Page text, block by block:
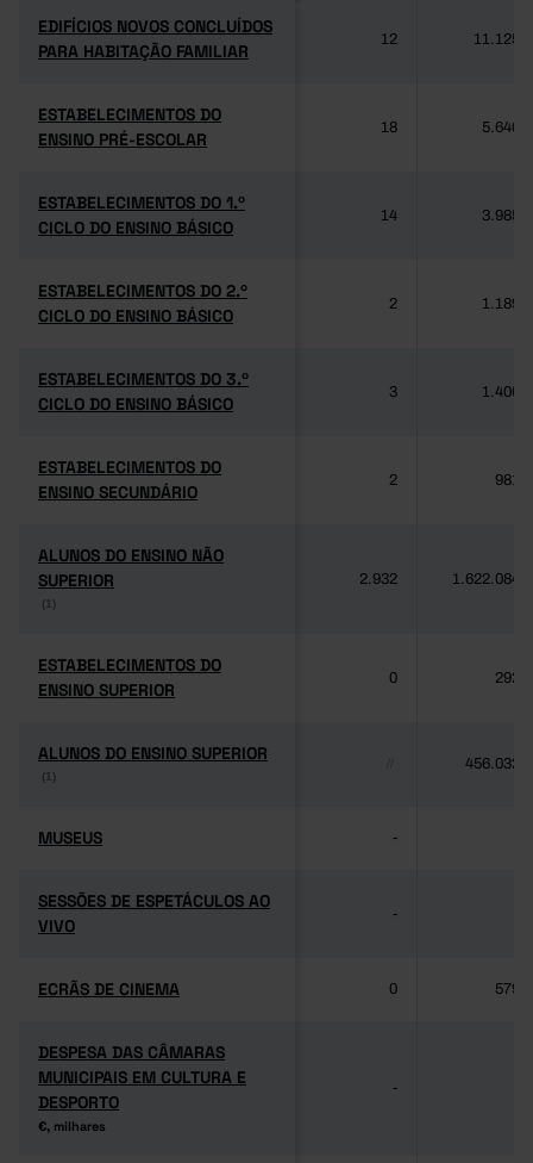
EDIFÍCIOS NOVOS CONCLUÍDOS
PARA HABITAÇÃO FAMILIAR
EDIFÍCIOS NOVOS CONCLUÍDOS
PARA HABITAÇÃO FAMILIAR
12 11.125
ESTABELECIMENTOS DO
ENSINO PRÉ-ESCOLAR
ESTABELECIMENTOS DO
ENSINO PRÉ-ESCOLAR
18 5.640
ESTABELECIMENTOS DO 1.º
CICLO DO ENSINO BÁSICO
ESTABELECIMENTOS DO 1.º
CICLO DO ENSINO BÁSICO
14 3.985
ESTABELECIMENTOS DO 2.º
CICLO DO ENSINO BÁSICO
ESTABELECIMENTOS DO 2.º
CICLO DO ENSINO BÁSICO
2 1.189
ESTABELECIMENTOS DO 3.º
CICLO DO ENSINO BÁSICO
ESTABELECIMENTOS DO 3.º
CICLO DO ENSINO BÁSICO
3 1.406
ESTABELECIMENTOS DO
ENSINO SECUNDÁRIO
ESTABELECIMENTOS DO
ENSINO SECUNDÁRIO
2 981
ALUNOS DO ENSINO NÃO
SUPERIOR
(1)
ALUNOS DO ENSINO NÃO
SUPERIOR
(1)
2.932 1.622.084
ESTABELECIMENTOS DO
ENSINO SUPERIOR
ESTABELECIMENTOS DO
ENSINO SUPERIOR
0 292
ALUNOS DO ENSINO SUPERIOR
(1)
ALUNOS DO ENSINO SUPERIOR
(1)
456.032
MUSEUS
MUSEUS -
SESSÕES DE ESPETÁCULOS AO
VIVO
SESSÕES DE ESPETÁCULOS AO
VIVO
-
ECRÃS DE CINEMA
ECRÃS DE CINEMA 0 579
DESPESA DAS CÂMARAS
MUNICIPAIS EM CULTURA E
DESPORTO
€, milhares
DESPESA DAS CÂMARAS
MUNICIPAIS EM CULTURA E
DESPORTO
€, milhares
-